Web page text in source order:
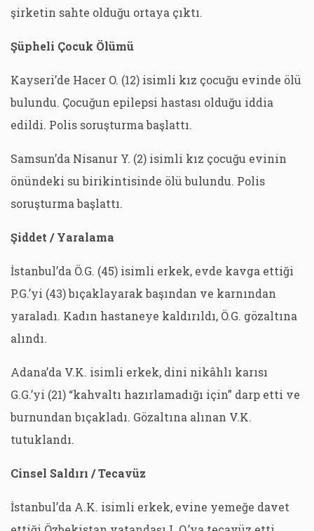
şirketin sahte olduğu ortaya çıktı.
Şüpheli Çocuk Ölümü
Kayseri’de Hacer O. (12) isimli kız çocuğu evinde ölü
bulundu. Çocuğun epilepsi hastası olduğu iddia
edildi. Polis soruşturma başlattı.
Samsun’da Nisanur Y. (2) isimli kız çocuğu evinin
önündeki su birikintisinde ölü bulundu. Polis
soruşturma başlattı.
Şiddet / Yaralama
İstanbul’da Ö.G. (45) isimli erkek, evde kavga ettiği
P.G.’yi (43) bıçaklayarak başından ve karnından
yaraladı. Kadın hastaneye kaldırıldı, Ö.G. gözaltına
alındı.
Adana’da V.K. isimli erkek, dini nikâhlı karısı
G.G.’yi (21) “kahvaltı hazırlamadığı için” darp etti ve
burnundan bıçakladı. Gözaltına alınan V.K.
tutuklandı.
Cinsel Saldırı / Tecavüz
İstanbul’da A.K. isimli erkek, evine yemeğe davet